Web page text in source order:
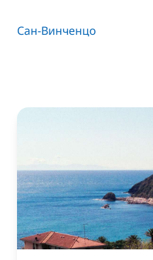
Сан-Винченцо